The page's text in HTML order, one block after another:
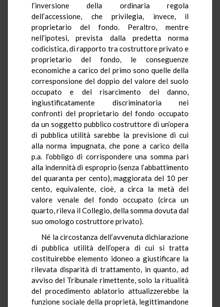
l’inversione della ordinaria regola
dell’accessione, che privilegia, invece, il
proprietario del fondo. Peraltro, mentre
nell’ipotesi, prevista dalla predetta norma
codicistica, di rapporto tra costruttore privato e
proprietario del fondo, le conseguenze
economiche a carico del primo sono quelle della
corresponsione del doppio del valore del suolo
occupato e del risarcimento del danno,
ingiustificatamente discriminatoria nei
confronti del proprietario del fondo occupato
da un soggetto pubblico costruttore di un’opera
di pubblica utilità sarebbe la previsione di cui
alla norma impugnata, che pone a carico della
p.a. l’obbligo di corrispondere una somma pari
alla indennità di esproprio (senza l’abbattimento
del quaranta per cento), maggiorata del 10 per
cento, equivalente, cioè, a circa la metà del
valore venale del fondo occupato (circa un
quarto, rileva il Collegio, della somma dovuta dal
suo omologo costruttore privato).
Né la circostanza dell’avvenuta dichiarazione
di pubblica utilità dell’opera di cui si tratta
costituirebbe elemento idoneo a giustificare la
rilevata disparità di trattamento, in quanto, ad
avviso del Tribunale rimettente, solo la ritualità
del procedimento ablatorio attualizzerebbe la
funzione sociale della proprietà, legittimandone